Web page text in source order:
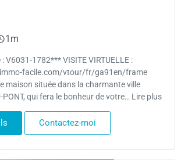
1m
V6031-1782*** VISITE VIRTUELLE :
facile.com/vtour/fr/ga91en/frame
maison située dans la charmante ville
PONT, qui fera le bonheur de votre… Lire plus
Contactez-moi